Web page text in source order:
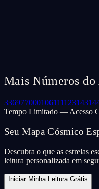
Mais Números
336977000106111123143
Tempo Limitado — Acesso
Seu Mapa Cósmico
Descubra o que as estrelas
leitura personalizada em
Iniciar Minha Leitura Grátis